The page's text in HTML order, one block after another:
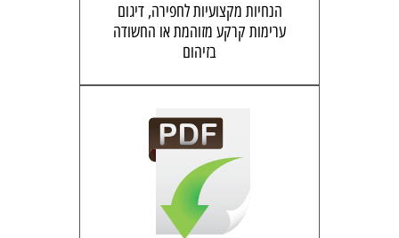
הנחיות מקצועיות לחפירה, דיגום
ערימות קרקע מזוהמת או החשודה
בזיהום